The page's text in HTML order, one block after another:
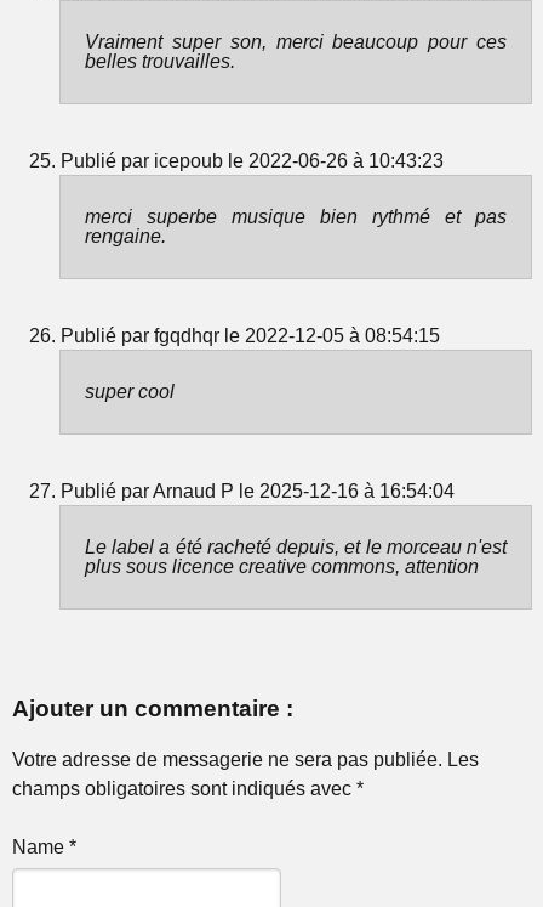
Vraiment super son, merci beaucoup pour ces
belles trouvailles.
Publié par icepoub le 2022-06-26 à 10:43:23
merci superbe musique bien rythmé et pas
rengaine.
Publié par fgqdhqr le 2022-12-05 à 08:54:15
super cool
Publié par Arnaud P le 2025-12-16 à 16:54:04
Le label a été racheté depuis, et le morceau n'est
plus sous licence creative commons, attention
Ajouter un commentaire :
Votre adresse de messagerie ne sera pas publiée. Les
champs obligatoires sont indiqués avec *
Name *